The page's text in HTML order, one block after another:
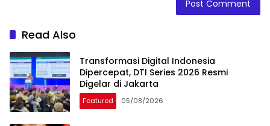
Read Also
Transformasi Digital Indonesia
Dipercepat, DTI Series 2026 Resmi
Digelar di Jakarta
Featured 05/08/2026